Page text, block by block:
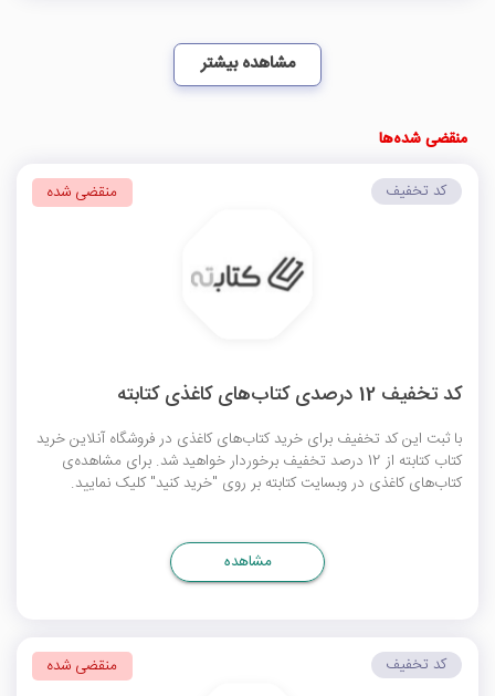
مشاهده بیشتر
منقضی شده‌ها
کد تخفیف 12 درصدی کتاب‌های کاغذی کتابته
با ثبت این کد تخفیف برای خرید کتاب‌های کاغذی در فروشگاه آنلاین خرید
کتاب کتابته از 12 درصد تخفیف برخوردار خواهید شد. برای مشاهده‌ی
کتاب‌های کاغذی در وبسایت کتابته بر روی "خرید کنید" کلیک نمایید.
کد تخفیف منقضی شده
مشاهده
کد تخفیف منقضی شده